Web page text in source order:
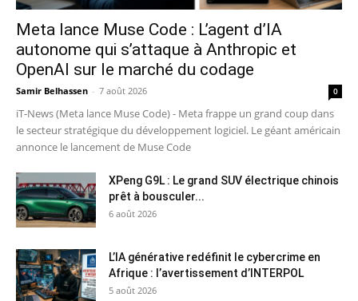
Meta lance Muse Code : L’agent d’IA
autonome qui s’attaque à Anthropic et
OpenAI sur le marché du codage
Samir Belhassen - 7 août 2026 0
iT-News (Meta lance Muse Code) - Meta frappe un grand coup dans
le secteur stratégique du développement logiciel. Le géant américain
annonce le lancement de Muse Code
XPeng G9L : Le grand SUV électrique chinois
prêt à bousculer...
6 août 2026
L’IA générative redéfinit le cybercrime en
Afrique : l’avertissement d’INTERPOL
5 août 2026